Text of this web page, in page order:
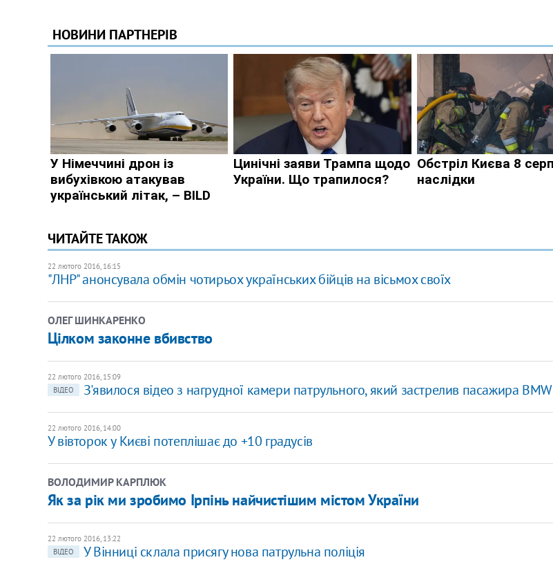
ЧИТАЙТЕ ТАКОЖ
22 лютого 2016, 16:15
"ЛНР" анонсувала обмін чотирьох українських бійців на вісьмох своїх
ОЛЕГ ШИНКАРЕНКО
Цілком законне вбивство
22 лютого 2016, 15:09
ВІДЕО
З'явилося відео з нагрудної камери патрульного, який застрелив пасажира BMW
22 лютого 2016, 14:00
У вівторок у Києві потеплішає до +10 градусів
ВОЛОДИМИР КАРПЛЮК
Як за рік ми зробимо Ірпінь найчистішим містом України
22 лютого 2016, 13:22
ВІДЕО
У Вінниці склала присягу нова патрульна поліція